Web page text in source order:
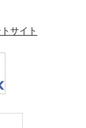
サイト